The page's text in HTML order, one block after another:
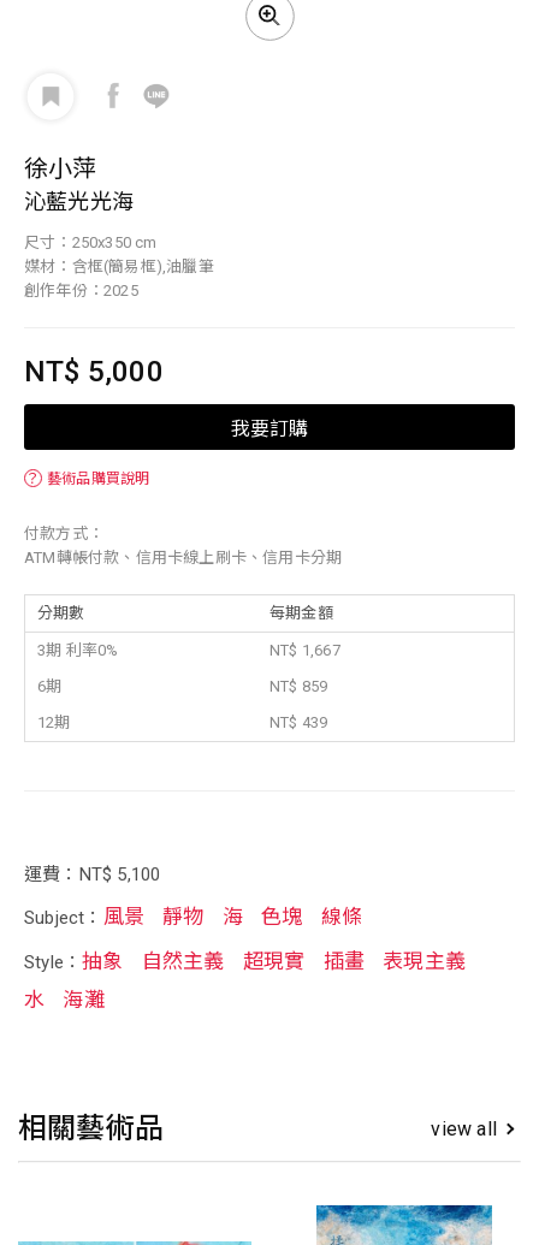
徐小萍
沁藍光光海
尺寸：250x350 cm
媒材：含框(簡易框),油臘筆
創作年份：2025
NT$ 5,000
我要訂購
？ 藝術品購買說明
付款方式：
ATM轉帳付款、信用卡線上刷卡、信用卡分期
分期數 每期金額
3期 利率0%
NT$ 1,667
6期
NT$ 859
12期
NT$ 439
運費：NT$ 5,100
Subject： 風景 靜物 海 色塊 線條
Style：抽象 自然主義 超現實 插畫
表現主義
水
海灘
相關藝術品 view all